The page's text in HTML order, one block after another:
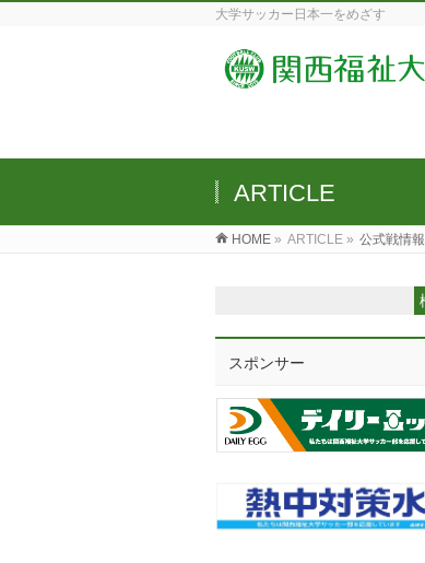
大学サッカー日本一をめざす
ARTICLE
HOME » ARTICLE » 公式戦情報
スポンサー